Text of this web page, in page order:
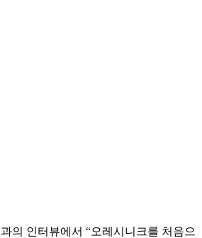
의 인터뷰에서 “오레시니크를 처음으